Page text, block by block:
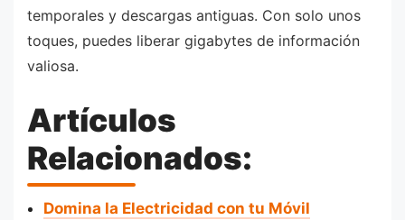
temporales y descargas antiguas. Con solo unos
toques, puedes liberar gigabytes de información
valiosa.
Artículos
Relacionados:
Domina la Electricidad con tu Móvil